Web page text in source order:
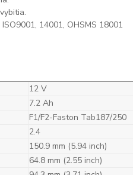
14001, OHSMS 18001
12 V
7.2 Ah
F1/F2-Faston Tab187/250
2.4
150.9 mm (5.94 inch)
64.8 mm (2.55 inch)